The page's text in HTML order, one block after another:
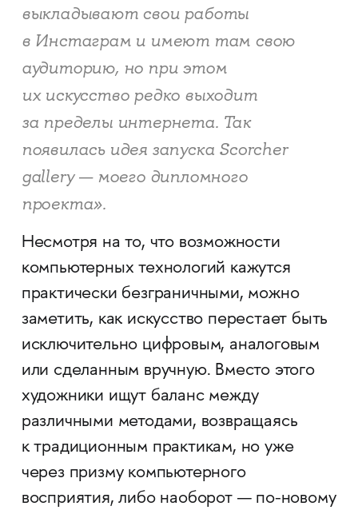
выкладывают свои работы
в Инстаграм и имеют там свою
аудиторию, но при этом
их искусство редко выходит
за пределы интернета. Так
появилась идея запуска Scorcher
gallery — моего дипломного
проекта».
Несмотря на то, что возможности
компьютерных технологий кажутся
практически безграничными, можно
заметить, как искусство перестает быть
исключительно цифровым, аналоговым
или сделанным вручную. Вместо этого
художники ищут баланс между
различными методами, возвращаясь
к традиционным практикам, но уже
через призму компьютерного
восприятия, либо наоборот — по-новому